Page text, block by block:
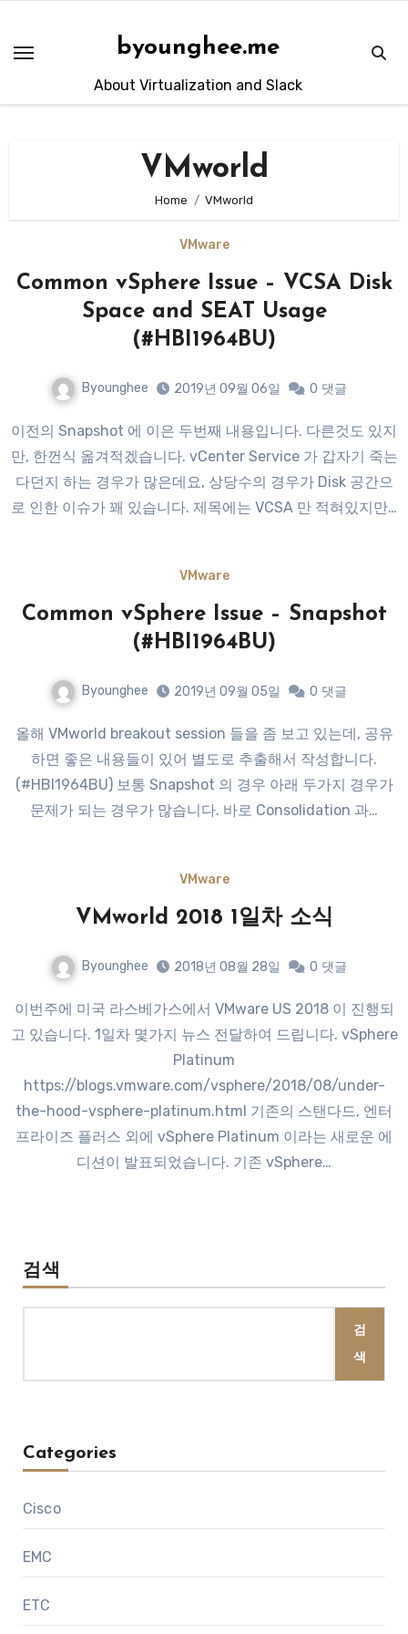
content
byounghee.me
About Virtualization and Slack
VMworld
Home VMworld
VMware
Common vSphere Issue – VCSA Disk
Space and SEAT Usage
(#HBI1964BU)
Byounghee 2019년 09월 06일 0 댓글
이전의 Snapshot 에 이은 두번째 내용입니다. 다른것도 있지
만, 한껀식 옮겨적겠습니다. vCenter Service 가 갑자기 죽는
다던지 하는 경우가 많은데요, 상당수의 경우가 Disk 공간으
로 인한 이슈가 꽤 있습니다. 제목에는 VCSA 만 적혀있지만…
VMware
Common vSphere Issue – Snapshot
(#HBI1964BU)
Byounghee 2019년 09월 05일 0 댓글
올해 VMworld breakout session 들을 좀 보고 있는데, 공유
하면 좋은 내용들이 있어 별도로 추출해서 작성합니다.
(#HBI1964BU) 보통 Snapshot 의 경우 아래 두가지 경우가
문제가 되는 경우가 많습니다. 바로 Consolidation 과…
VMware
VMworld 2018 1일차 소식
Byounghee 2018년 08월 28일 0 댓글
이번주에 미국 라스베가스에서 VMware US 2018 이 진행되
고 있습니다. 1일차 몇가지 뉴스 전달하여 드립니다. vSphere
Platinum
https://blogs.vmware.com/vsphere/2018/08/under-
the-hood-vsphere-platinum.html 기존의 스탠다드, 엔터
프라이즈 플러스 외에 vSphere Platinum 이라는 새로운 에
디션이 발표되었습니다. 기존 vSphere…
검색
검
색
Categories
Cisco
EMC
ETC